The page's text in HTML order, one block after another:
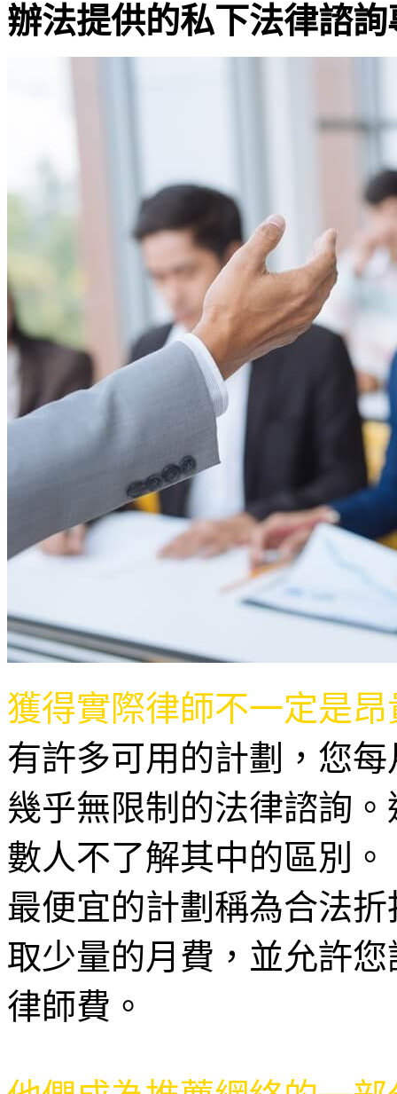
辦法提供的私下法律諮詢
獲得實際律師不一定是昂
有許多可用的計劃，您
幾乎無限制的法律諮詢
數人不了解其中的區別。
最便宜的計劃稱為合法
取少量的月費，並允許
律師費。